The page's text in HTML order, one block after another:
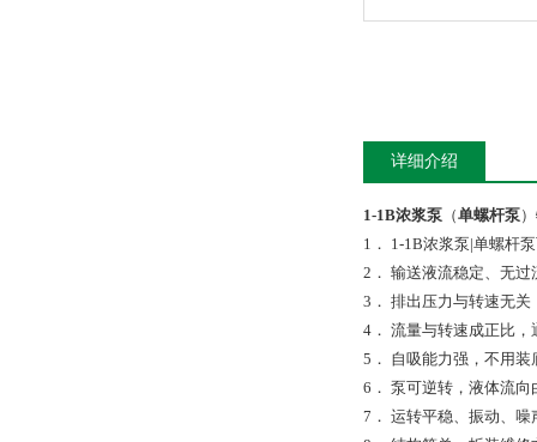
详细介绍
1-1B浓浆泵 （单螺杆泵
1． 1-1B浓浆泵|单螺杆
2． 输送液流稳定、无
3． 排出压力与转速无
4． 流量与转速成正比
5． 自吸能力强，不用
6． 泵可逆转，液体流
7． 运转平稳、振动、噪